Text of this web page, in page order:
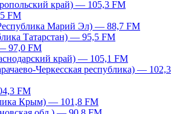
край) — 105,3 FM
FM
Марий Эл) — 88,7 FM
Татарстан) — 95,5 FM
97,0 FM
край) — 105,1 FM
Черкесская республика) — 102,3
FM
Крым) — 101,8 FM